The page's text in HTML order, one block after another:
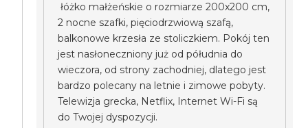
łóżko małżeńskie o rozmiarze 200x200 cm,
2 nocne szafki, pięciodrzwiową szafą,
balkonowe krzesła ze stoliczkiem. Pokój ten
jest nasłoneczniony już od półudnia do
wieczora, od strony zachodniej, dlatego jest
bardzo polecany na letnie i zimowe pobyty.
Telewizja grecka, Netflix, Internet Wi-Fi są
do Twojej dyspozycji.